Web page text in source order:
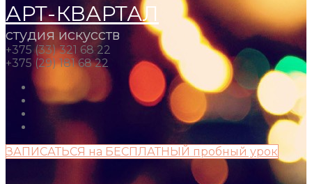
АРТ-КВАРТАЛ
студия искусств
+375 (33) 321 68 22
+375 (29) 181 68 22
ЗАПИСАТЬСЯ на БЕСПЛАТНЫЙ пробный урок